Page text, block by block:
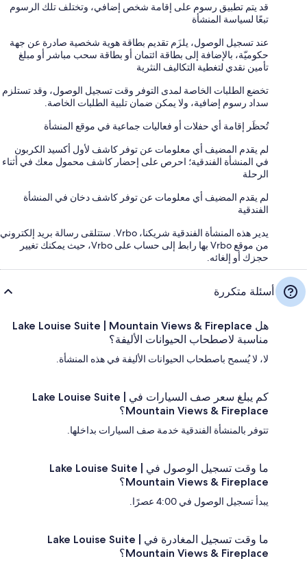
قد يتم تطبيق رسوم على إقامة شخص إضافي، وتختلف تلك الرسوم
تبعًا لسياسة المنشأة
عند تسجيل الوصول، يلزَم تقديم بطاقة هوية شخصية صادرة عن جهة
حكوميّة، بالإضافة إلى بطاقة ائتمان أو بطاقة سحب مباشر أو مبلغ
تأمين نقدي لتغطية التكاليف النثرية
تخضع الطلبات الخاصة لمدى التوفر وقت تسجيل الوصول، وقد تستلزم
سداد رسوم إضافية، ولا يمكن ضمان تلبية الطلبات الخاصة.
تُحظَر إقامة أي حفلات أو فعاليات جماعية في موقع المنشأة
لم يقدم المضيف أي معلومات عن توفر كاشف لأول أكسيد الكربون
في المنشأة الفندقية؛ احرص على إحضار كاشف محمول معك في أثناء
الرحلة
لم يقدم المضيف أي معلومات عن توفر كاشف دخان في المنشأة
الفندقية
يدير هذه المنشأة الفندقية شريكنا، Vrbo. ستتلقى رسالة بريد إلكتروني
من موقع Vrbo بها رابط إلى حساب على Vrbo، حيث يمكنك تغيير
حجزك أو إلغائه.
أسئلة متكررة
هل Lake Louise Suite | Mountain Views & Fireplace
مناسبة لاصطحاب الحيوانات الأليفة؟
لا، لا يُسمح باصطحاب الحيوانات الأليفة في هذه المنشأة.
كم يبلغ سعر صف السيارات في Lake Louise Suite |
Mountain Views & Fireplace؟
تتوفر بالمنشأة الفندقية خدمة صف السيارات بداخلها.
ما وقت تسجيل الوصول في Lake Louise Suite |
Mountain Views & Fireplace؟
يبدأ تسجيل الوصول في 4:00 عصرًا.
ما وقت تسجيل المغادرة في Lake Louise Suite |
Mountain Views & Fireplace؟